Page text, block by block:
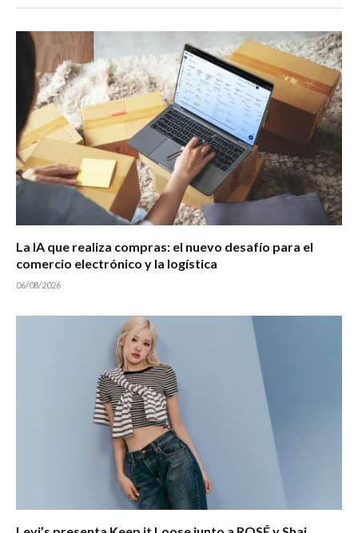
La IA que realiza compras: el nuevo desafío para el
comercio electrónico y la logística
06/08/2026